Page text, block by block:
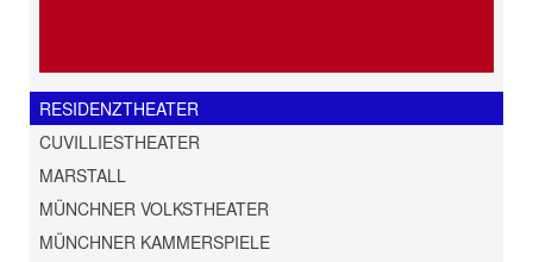
RESIDENZTHEATER
CUVILLIESTHEATER
MARSTALL
MÜNCHNER VOLKSTHEATER
MÜNCHNER KAMMERSPIELE